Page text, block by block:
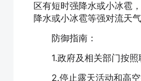
区有短时强降水或小冰雹
降水或小冰雹等强对流天
防御指南：
1.政府及相关部门按
2.停止露天活动和高